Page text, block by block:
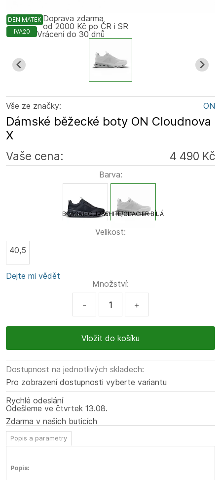
DEN MATEK
IVA20
Vše ze značky: ON
Dámské běžecké boty ON Cloudnova
X
Vaše cena: 4 490 Kč
Barva:
BLACK/ECLIPSEWHITE/GLACIER BÍLÁ
Velikost:
40,5
Dejte mi vědět
Množství:
- +
Dostupnost na jednotlivých skladech:
Pro zobrazení dostupnosti vyberte variantu
Rychlé odeslání
Odešleme ve čtvrtek 13.08.
Doprava zdarma
od 2000 Kč po ČR i SR
Vrácení do 30 dnů
Zdarma v našich buticích
Popis a parametry
Popis: